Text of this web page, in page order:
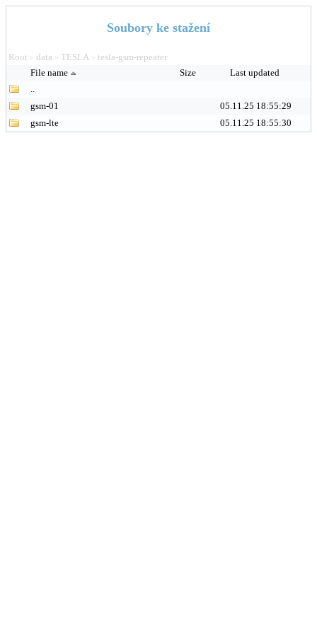
Soubory ke stažení
Root > data > TESLA > tesla-gsm-repeater
File name
Size
Last updated
..
gsm-01
05.11.25 18:55:29
gsm-lte
05.11.25 18:55:30